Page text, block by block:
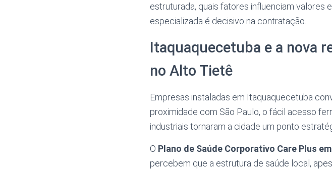
estruturada, quais fatores influenciam
especializada é decisivo na contratação.
Itaquaquecetuba e a nova
no Alto Tietê
Empresas instaladas em Itaquaquecetuba
proximidade com São Paulo, o fácil acesso
industriais tornaram a cidade um ponto
O Plano de Saúde Corporativo Care Plus
percebem que a estrutura de saúde local,